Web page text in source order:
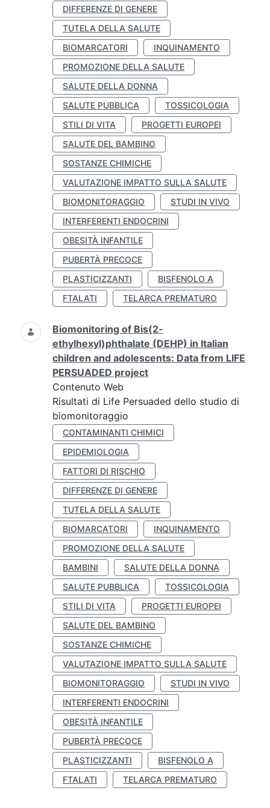
DIFFERENZE DI GENERE
TUTELA DELLA SALUTE
BIOMARCATORI
INQUINAMENTO
PROMOZIONE DELLA SALUTE
SALUTE DELLA DONNA
SALUTE PUBBLICA
TOSSICOLOGIA
STILI DI VITA
PROGETTI EUROPEI
SALUTE DEL BAMBINO
SOSTANZE CHIMICHE
VALUTAZIONE IMPATTO SULLA SALUTE
BIOMONITORAGGIO
STUDI IN VIVO
INTERFERENTI ENDOCRINI
OBESITÀ INFANTILE
PUBERTÀ PRECOCE
PLASTICIZZANTI
BISFENOLO A
FTALATI
TELARCA PREMATURO
Biomonitoring of Bis(2-
ethylhexyl)phthalate (DEHP) in Italian
children and adolescents: Data from LIFE
PERSUADED project
Contenuto Web
Risultati di Life Persuaded dello studio di
biomonitoraggio
CONTAMINANTI CHIMICI
EPIDEMIOLOGIA
FATTORI DI RISCHIO
DIFFERENZE DI GENERE
TUTELA DELLA SALUTE
BIOMARCATORI
INQUINAMENTO
PROMOZIONE DELLA SALUTE
BAMBINI
SALUTE DELLA DONNA
SALUTE PUBBLICA
TOSSICOLOGIA
STILI DI VITA
PROGETTI EUROPEI
SALUTE DEL BAMBINO
SOSTANZE CHIMICHE
VALUTAZIONE IMPATTO SULLA SALUTE
BIOMONITORAGGIO
STUDI IN VIVO
INTERFERENTI ENDOCRINI
OBESITÀ INFANTILE
PUBERTÀ PRECOCE
PLASTICIZZANTI
BISFENOLO A
FTALATI
TELARCA PREMATURO